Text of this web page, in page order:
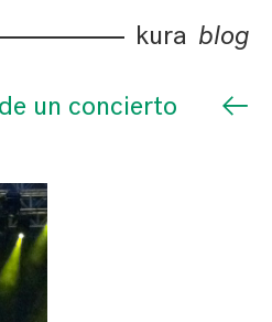
kura blog
un concierto ←